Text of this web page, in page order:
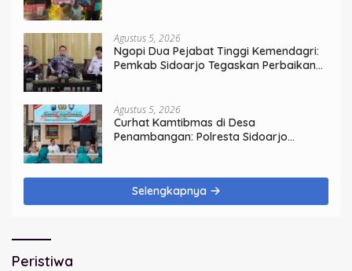
Agustus 5, 2026
Ngopi Dua Pejabat Tinggi Kemendagri:
Pemkab Sidoarjo Tegaskan Perbaikan
Agustus 5, 2026
Curhat Kamtibmas di Desa
Penambangan: Polresta Sidoarjo
Selengkapnya
Peristiwa